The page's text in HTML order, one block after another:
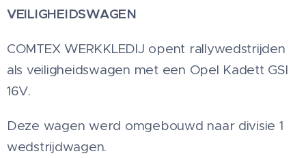
VEILIGHEIDSWAGEN
COMTEX WERKKLEDIJ opent rallywedstrijden
als veiligheidswagen met een Opel Kadett GSI
16V.
Deze wagen werd omgebouwd naar divisie 1
wedstrijdwagen.